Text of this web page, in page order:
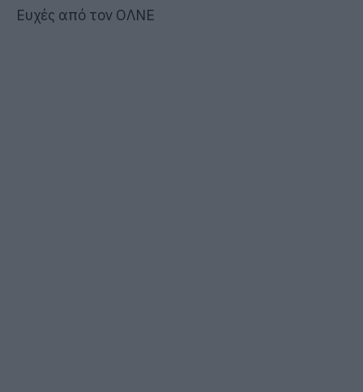
Ευχές από τον ΟΛΝΕ